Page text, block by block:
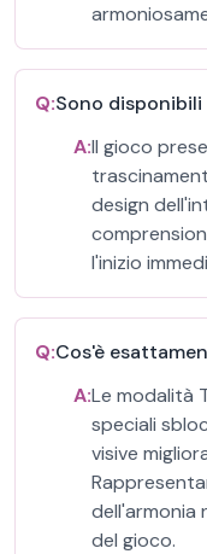
Q:Sono
A:Il gioco
design
l'inizio
Q:Cos'è
A:Le modalità
speciali
visive
dell'armonia
del gioco.